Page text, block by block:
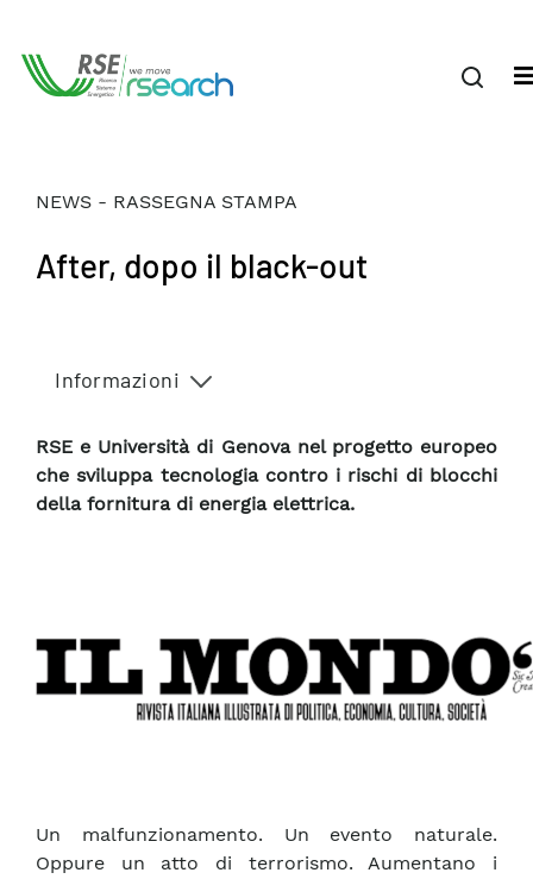
NEWS - RASSEGNA STAMPA
After, dopo il black-out
Informazioni
RSE e Università di Genova nel progetto europeo
che sviluppa tecnologia contro i rischi di blocchi
della fornitura di energia elettrica.
Un malfunzionamento. Un evento naturale.
Oppure un atto di terrorismo. Aumentano i